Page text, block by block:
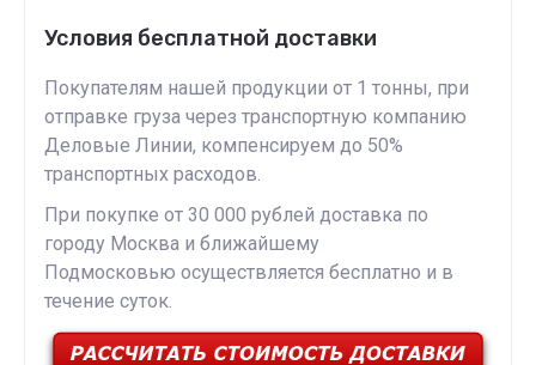
Условия бесплатной доставки
Покупателям нашей продукции от 1 тонны, при
отправке груза через транспортную компанию
Деловые Линии, компенсируем до 50%
транспортных расходов.
При покупке от 30 000 рублей доставка по
городу Москва и ближайшему
Подмосковью осуществляется бесплатно и в
течение суток.